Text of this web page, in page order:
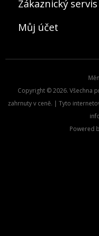
Zákaznický servis
Můj účet
Copyright © 2026. Všechna
zahrnuty v ceně. | Tyto
Powered